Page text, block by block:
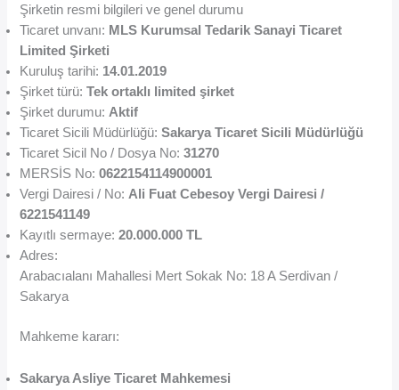
Şirketin resmi bilgileri ve genel durumu
Ticaret unvanı: MLS Kurumsal Tedarik Sanayi Ticaret
Limited Şirketi
Kuruluş tarihi: 14.01.2019
Şirket türü:Tek ortaklı limited şirket
Şirket durumu:Aktif
Ticaret Sicili Müdürlüğü:Sakarya Ticaret Sicili Müdürlüğü
Ticaret Sicil No / Dosya No:31270
MERSİS No:0622154114900001
Vergi Dairesi / No:Ali Fuat Cebesoy Vergi Dairesi /
6221541149
Kayıtlı sermaye:20.000.000 TL
Adres:
Arabacıalanı Mahallesi Mert Sokak No: 18 A Serdivan /
Sakarya
Mahkeme kararı:
Sakarya Asliye Ticaret Mahkemesi